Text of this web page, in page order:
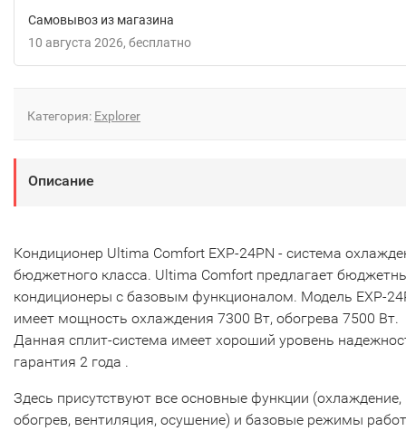
Самовывоз из магазина
10 августа 2026
Бесплатно
Категория: Explorer
Описание
Кондиционер Ultima Comfort EXP-24PN - система
бюджетного класса. Ultima Comfort предлагает
кондиционеры с базовым функционалом. Модель EXP-
имеет мощность охлаждения 7300 Вт, обогрева 7500 Вт.
Данная сплит-система имеет хороший уровень
гарантия 2 года .
Здесь присутствуют все основные функции (охлаждение,
обогрев, вентиляция, осушение) и базовые режимы